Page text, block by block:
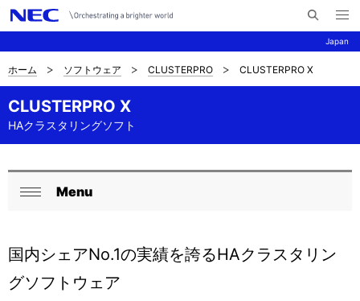
Japan
イ
メ
ニ
ュ
ナ
ビ
ゲ
シ
サ
イ
ト
の
在
位
ホーム ソフトウェア CLUSTERPRO CLUSTERPRO X
CLUSTERPRO X
HAクラスタリングソフト
ロ
カ
ル
る
Menu
国内シェアNo.1の実績を誇るHAクラスタリン
グソフトウェア